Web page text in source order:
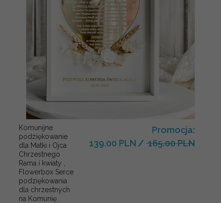
Komunijne
podziękowanie
dla Matki i Ojca
Chrzestnego
Rama i kwiaty ,
Flowerbox Serce
podziękowania
dla chrzestnych
na Komunię
Promocja:
139.00 PLN / 165.00 PLN